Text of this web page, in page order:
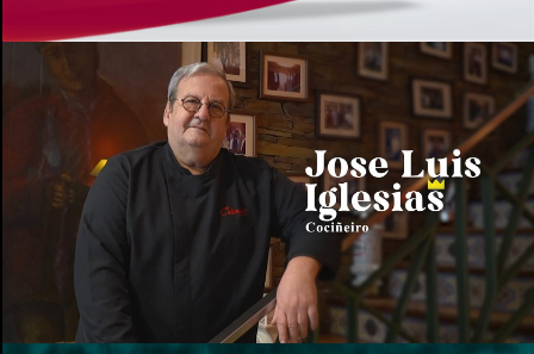
Reproductor de vídeo